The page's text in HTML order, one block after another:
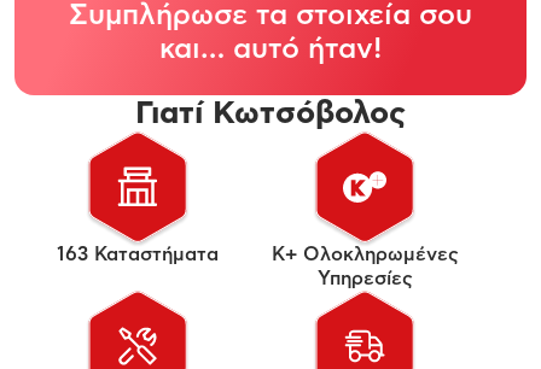
Συμπλήρωσε τα στοιχεία σου
και… αυτό ήταν!
Γιατί Κωτσόβολος
163 Καταστήματα
Κ+ Ολοκληρωμένες
Υπηρεσίες